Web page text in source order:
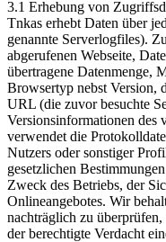
3.1 Erhebung von
Tnkas erhebt Daten über
genannte Serverlogfiles).
abgerufenen Webseite,
übertragene Datenmenge,
Browsertyp nebst Version,
URL (die zuvor besuchte
Versionsinformationen des
verwendet die
Nutzers oder sonstiger
gesetzlichen
Zweck des Betriebs, der
Onlineangebotes. Wir
nachträglich zu
der berechtigte Verdacht